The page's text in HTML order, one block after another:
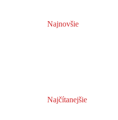
Najnovšie
Najčítanejšie